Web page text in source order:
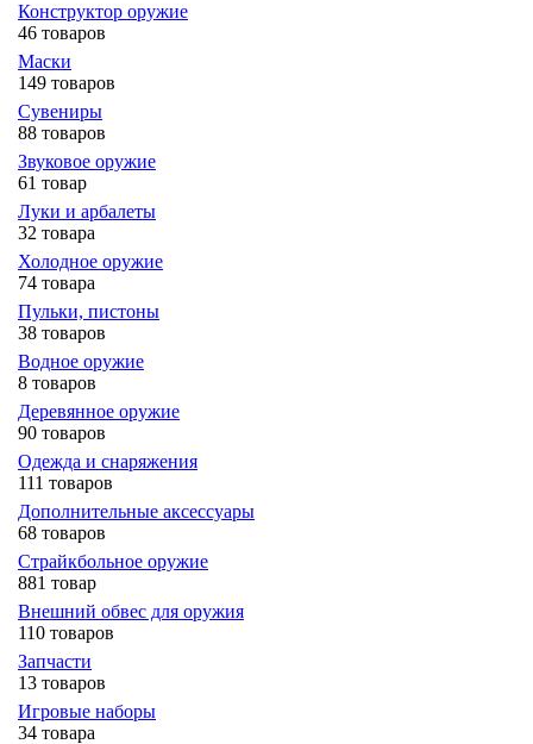
Конструктор оружие
46 товаров
Маски
149 товаров
Сувениры
88 товаров
Звуковое оружие
61 товар
Луки и арбалеты
32 товара
Холодное оружие
74 товара
Пульки, пистоны
38 товаров
Водное оружие
8 товаров
Деревянное оружие
90 товаров
Одежда и снаряжения
111 товаров
Дополнительные аксессуары
68 товаров
Страйкбольное оружие
881 товар
Внешний обвес для оружия
110 товаров
Запчасти
13 товаров
Игровые наборы
34 товара